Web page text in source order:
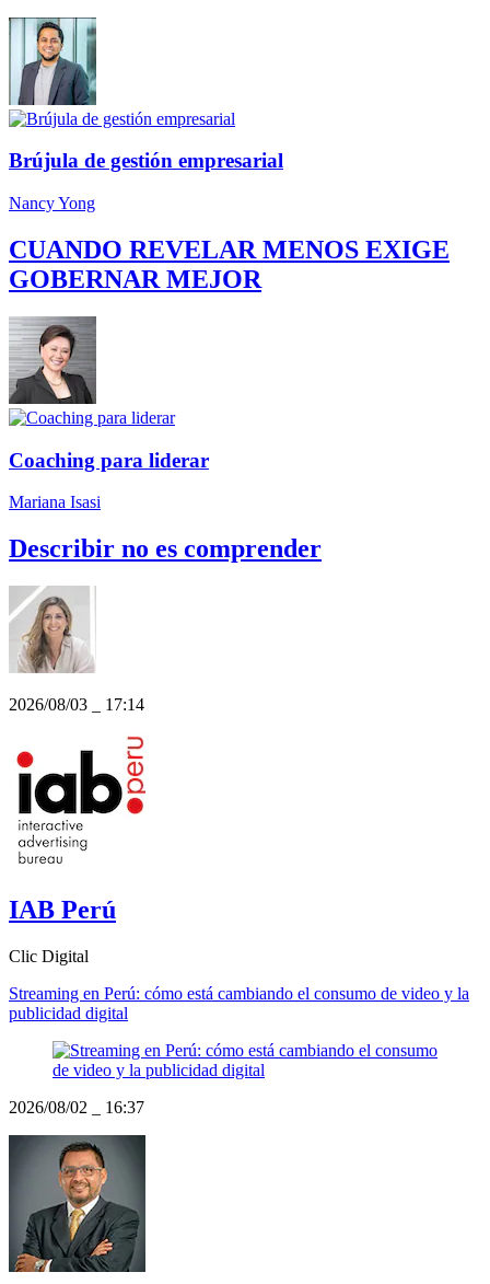
Brújula de gestión empresarial
Nancy Yong
CUANDO REVELAR MENOS EXIGE
GOBERNAR MEJOR
Coaching para liderar
Mariana Isasi
Describir no es comprender
2026/08/03 17:14
IAB Perú
Clic Digital
Streaming en Perú: cómo está cambiando el consumo de video y la
publicidad digital
2026/08/02 16:37